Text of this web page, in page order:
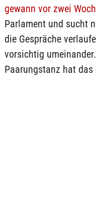
gewann vor zwei
Parlament und sucht
die Gespräche
vorsichtig
Paarungstanz hat